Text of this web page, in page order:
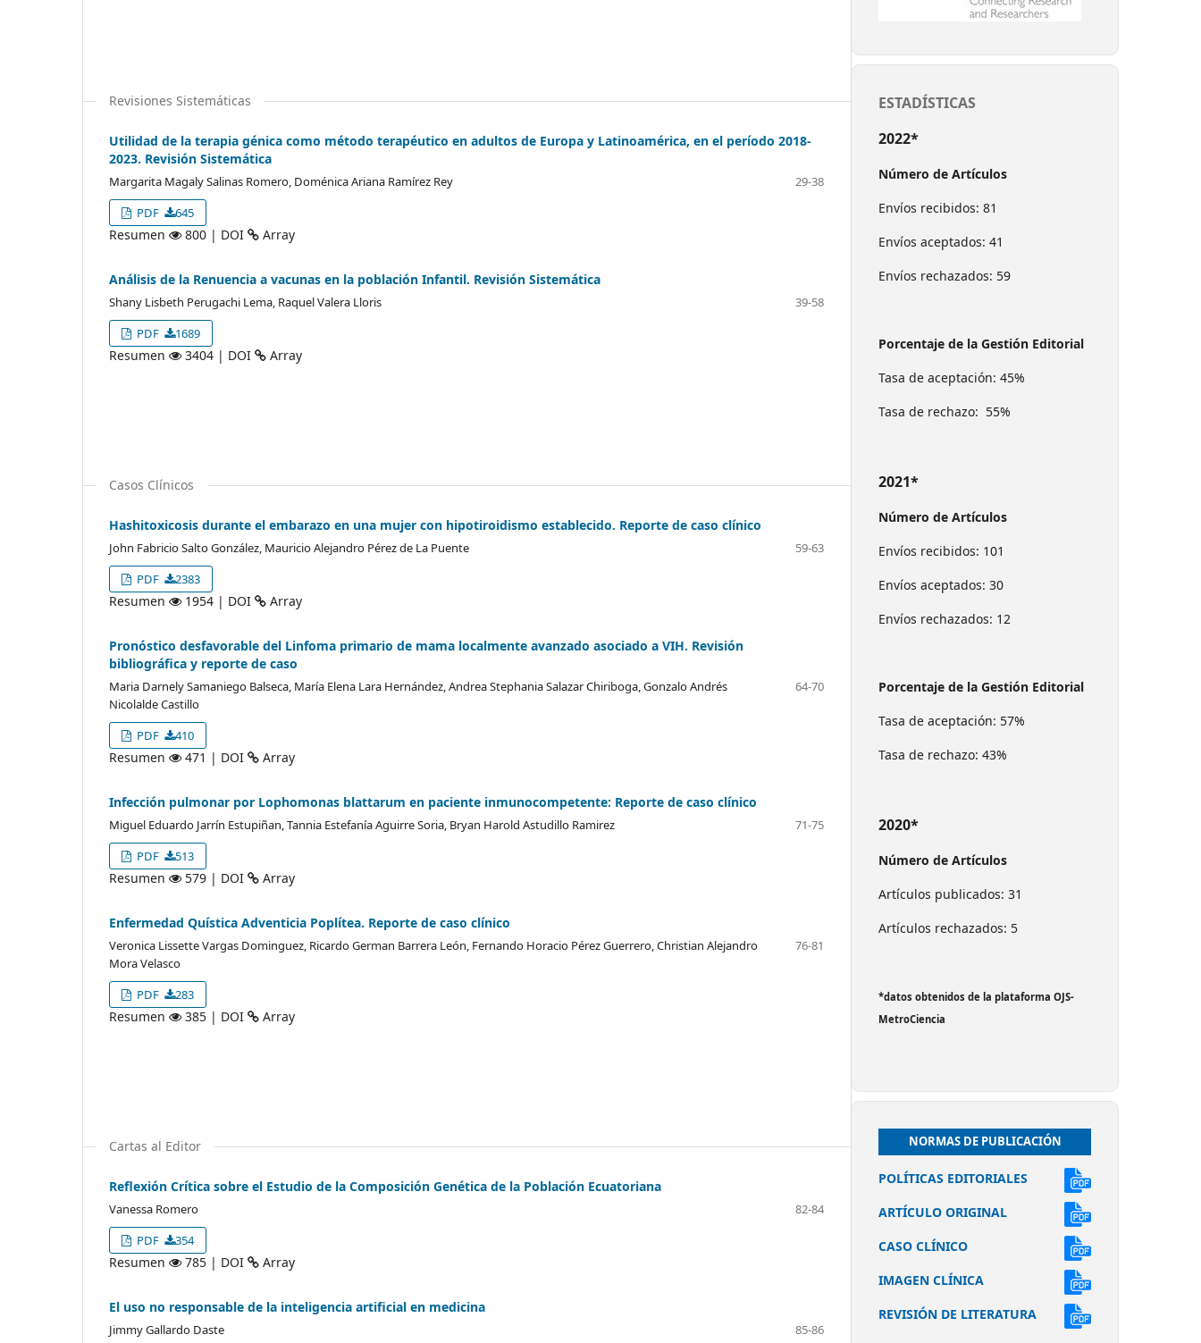
Revisiones Sistemáticas
Utilidad de la terapia génica como método terapéutico en adultos de Europa y Latinoamérica, en el período 2018-
2023. Revisión Sistemática
Margarita Magaly Salinas Romero, Doménica Ariana Ramírez Rey
29-38
PDF
645
Resumen 800 | DOI Array
Análisis de la Renuencia a vacunas en la población Infantil. Revisión Sistemática
Shany Lisbeth Perugachi Lema, Raquel Valera Lloris
39-58
PDF
1689
Resumen 3404 | DOI Array
Casos Clínicos
Hashitoxicosis durante el embarazo en una mujer con hipotiroidismo establecido. Reporte de caso clínico
John Fabricio Salto González, Mauricio Alejandro Pérez de La Puente
59-63
PDF
2383
Resumen 1954 | DOI Array
Pronóstico desfavorable del Linfoma primario de mama localmente avanzado asociado a VIH. Revisión
bibliográfica y reporte de caso
Maria Darnely Samaniego Balseca, María Elena Lara Hernández, Andrea Stephania Salazar Chiriboga, Gonzalo Andrés
Nicolalde Castillo
64-70
PDF 410
Resumen 471 | DOI Array
Infección pulmonar por Lophomonas blattarum en paciente inmunocompetente: Reporte de caso clínico
Miguel Eduardo Jarrín Estupiñan, Tannia Estefanía Aguirre Soria, Bryan Harold Astudillo Ramirez
71-75
PDF
513
Resumen 579 | DOI Array
Enfermedad Quística Adventicia Poplítea. Reporte de caso clínico
Veronica Lissette Vargas Dominguez, Ricardo German Barrera León, Fernando Horacio Pérez Guerrero, Christian Alejandro
Mora Velasco
76-81
PDF 283
Resumen 385 | DOI Array
Cartas al Editor
Reflexión Crítica sobre el Estudio de la Composición Genética de la Población Ecuatoriana
Vanessa Romero
82-84
PDF
354
Resumen 785 | DOI Array
El uso no responsable de la inteligencia artificial en medicina
Jimmy Gallardo Daste
85-86
ESTADÍSTICAS
2022*
Número de Artículos
Envíos recibidos: 81
Envíos aceptados: 41
Envíos rechazados: 59
Porcentaje de la Gestión Editorial
Tasa de aceptación: 45%
Tasa de rechazo: 55%
2021*
Número de Artículos
Envíos recibidos: 101
Envíos aceptados: 30
Envíos rechazados: 12
Porcentaje de la Gestión Editorial
Tasa de aceptación: 57%
Tasa de rechazo: 43%
2020*
Número de Artículos
Artículos publicados: 31
Artículos rechazados: 5
*datos obtenidos de la plataforma OJS-
MetroCiencia
NORMAS DE PUBLICACIÓN
POLÍTICAS EDITORIALES
ARTÍCULO ORIGINAL
CASO CLÍNICO
IMAGEN CLÍNICA
REVISIÓN DE LITERATURA